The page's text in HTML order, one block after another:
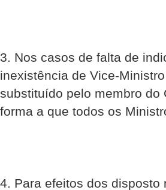
3. Nos casos de falta de
inexistência de Vice-
substituído pelo membro do
forma a que todos os
4. Para efeitos dos